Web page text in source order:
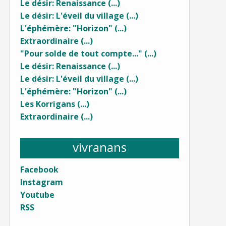
Le désir: Renaissance (...)
Le désir: L'éveil du village (...)
L'éphémère: "Horizon" (...)
Extraordinaire (...)
"Pour solde de tout compte..." (...)
Le désir: Renaissance (...)
Le désir: L'éveil du village (...)
L'éphémère: "Horizon" (...)
Les Korrigans (...)
Extraordinaire (...)
vivranans
Facebook
Instagram
Youtube
RSS